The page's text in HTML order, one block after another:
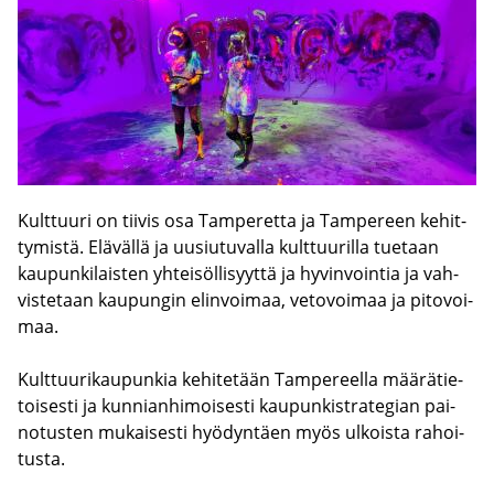
Kult­tuu­ri on tii­vis osa Tam­pe­ret­ta ja Tam­pe­reen ke­hit­
ty­mis­tä. Elä­väl­lä ja uusiu­tu­val­la kult­tuu­ril­la tue­taan
kau­pun­ki­lais­ten yh­tei­söl­li­syyt­tä ja hy­vin­voin­tia ja vah­
vis­te­taan kau­pun­gin elin­voi­maa, ve­to­voi­maa ja pi­to­voi­
maa.
Kult­tuu­ri­kau­pun­kia ke­hi­te­tään Tam­pe­reel­la mää­rä­tie­
toi­ses­ti ja kun­nian­hi­moi­ses­ti kau­pun­ki­stra­te­gian pai­
no­tus­ten mu­kai­ses­ti hyö­dyn­täen myös ul­kois­ta ra­hoi­
tus­ta.